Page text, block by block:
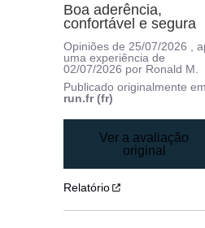
Boa aderência,
confortável e segura
Opiniões de 25/07/2026
,
uma experiência de
02/07/2026 por Ronald M.
Publicado originalmente
run.fr (fr)
Ver a avaliação
original
Relatório